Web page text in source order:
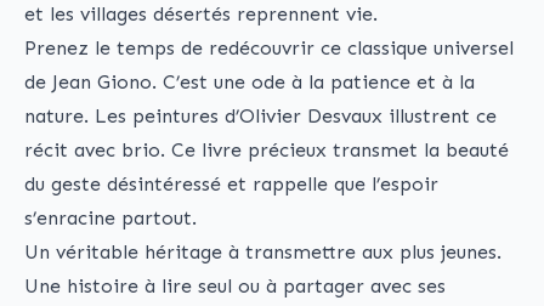
et les villages désertés reprennent vie.
Prenez le temps de redécouvrir ce classique universel
de Jean Giono. C’est une ode à la patience et à la
nature. Les peintures d’Olivier Desvaux illustrent ce
récit avec brio. Ce livre précieux transmet la beauté
du geste désintéressé et rappelle que l’espoir
s’enracine partout.
Un véritable héritage à transmettre aux plus jeunes.
Une histoire à lire seul ou à partager avec ses